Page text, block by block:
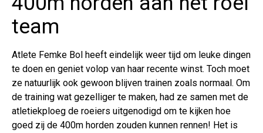
team
Atlete Femke Bol heeft eindelijk weer tijd om leuke dingen
te doen en geniet volop van haar recente winst. Toch moet
ze natuurlijk ook gewoon blijven trainen zoals normaal. Om
de training wat gezelliger te maken, had ze samen met de
atletiekploeg de roeiers uitgenodigd om te kijken hoe
goed zij de 400m horden zouden kunnen rennen! Het is